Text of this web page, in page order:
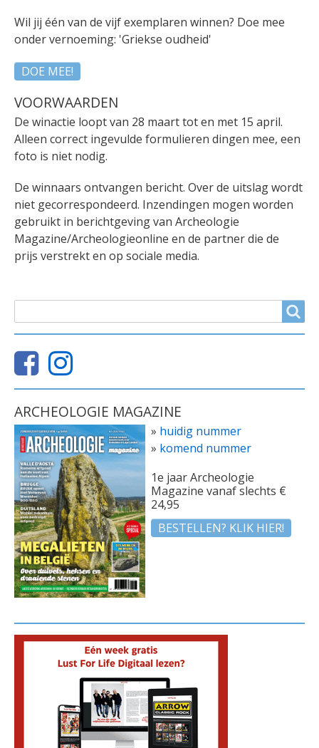
Wil jij één van de vijf exemplaren winnen? Doe mee
onder vernoeming: 'Griekse oudheid'
DOE MEE!
VOORWAARDEN
De winactie loopt van 28 maart tot en met 15 april.
Alleen correct ingevulde formulieren dingen mee, een
foto is niet nodig.
De winnaars ontvangen bericht. Over de uitslag wordt
niet gecorrespondeerd. Inzendingen mogen worden
gebruikt in berichtgeving van Archeologie
Magazine/Archeologieonline en de partner die de
prijs verstrekt en op sociale media.
ZOEKVELD
ARCHEOLOGIE MAGAZINE
» huidig nummer
» komend nummer
1e jaar Archeologie
Magazine vanaf slechts €
24,95
BESTELLEN? KLIK HIER!